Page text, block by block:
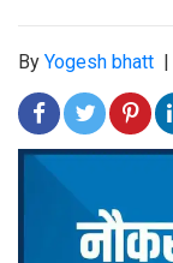
By Yogesh bhatt